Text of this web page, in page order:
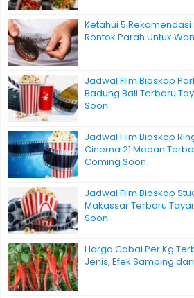
Ketahui 5
Rontok Parah Untuk
Jadwal Film Bioskop
Badung Bali Terbaru
Soon
Jadwal Film Bioskop
Cinema 21 Medan
Coming Soon
Jadwal Film Bioskop
Makassar Terbaru
Soon
Harga Cabai Per Kg
Jenis, Efek Samping